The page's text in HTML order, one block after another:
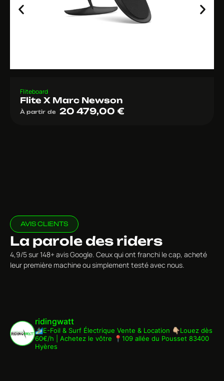
Fliteboard
Flite X Marc Newson
À partir de 20 479,00 €
AVIS CLIENTS
La parole des riders
4,9/5 sur 148+ avis Google. Ceux qui ont franchi le cap, acheté
leur première machine ou simplement testé avec nous.
ridingwatt
🏄🏾‍♂️E-Foil & Surf Électrique Vente & Location 👇🏼Louez dès
60€/h | Achetez le vôtre 📍109 allée du Pousset 83400
Hyères